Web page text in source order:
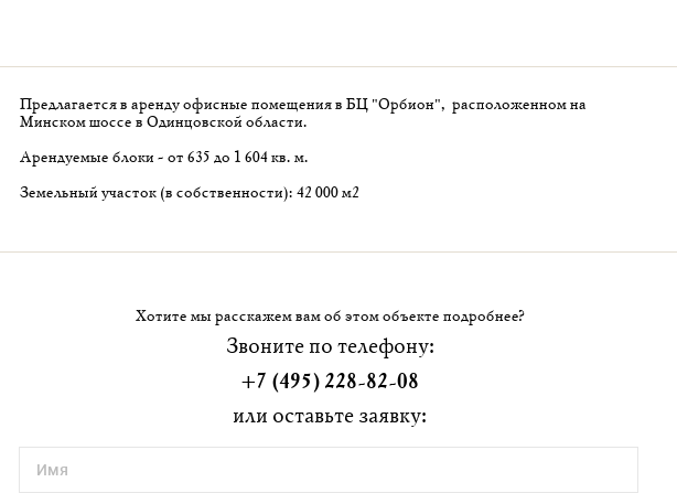
Предлагается в аренду офисные помещения в БЦ "Орбион", расположенном на
Минском шоссе в Одинцовской области.
Арендуемые блоки - от 635 до 1 604 кв. м.
Земельный участок (в собственности): 42 000 м2
Хотите мы расскажем вам об этом объекте подробнее?
Звоните по телефону:
+7 (495) 228-82-08
или оставьте заявку: